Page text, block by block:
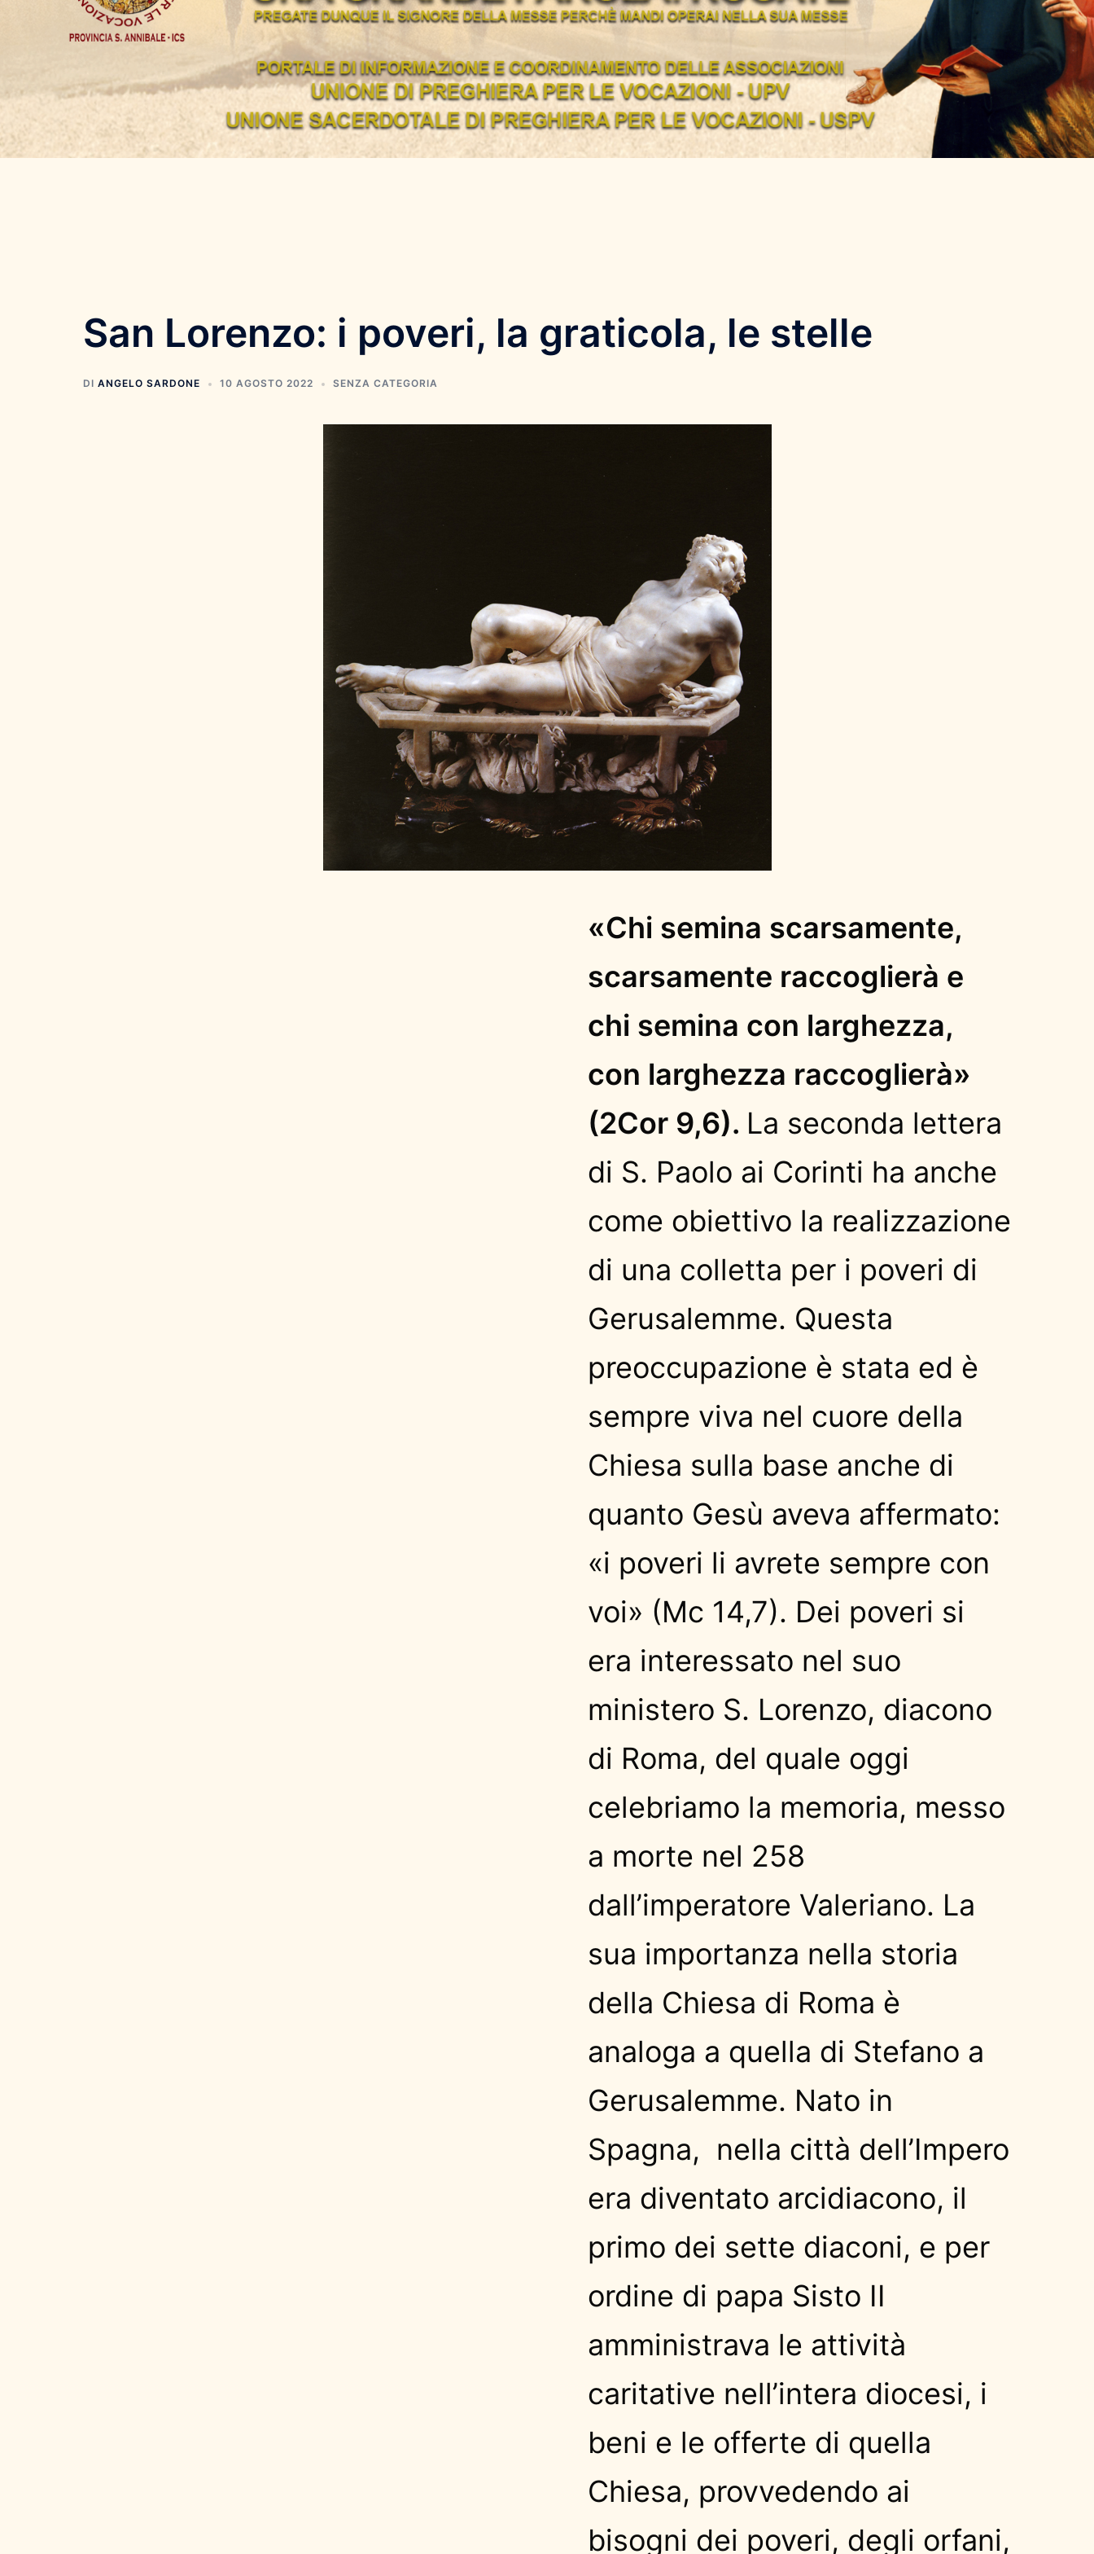
San Lorenzo: i poveri, la graticola, le stelle
DI ANGELO SARDONE 10 AGOSTO 2022 SENZA CATEGORIA
«Chi semina scarsamente,
scarsamente raccoglierà e
chi semina con larghezza,
con larghezza raccoglierà»
(2Cor 9,6). La seconda lettera
di S. Paolo ai Corinti ha anche
come obiettivo la realizzazione
di una colletta per i poveri di
Gerusalemme. Questa
preoccupazione è stata ed è
sempre viva nel cuore della
Chiesa sulla base anche di
quanto Gesù aveva affermato:
«i poveri li avrete sempre con
voi» (Mc 14,7). Dei poveri si
era interessato nel suo
ministero S. Lorenzo, diacono
di Roma, del quale oggi
celebriamo la memoria, messo
a morte nel 258
dall’imperatore Valeriano. La
sua importanza nella storia
della Chiesa di Roma è
analoga a quella di Stefano a
Gerusalemme. Nato in
Spagna, nella città dell’Impero
era diventato arcidiacono, il
primo dei sette diaconi, e per
ordine di papa Sisto II
amministrava le attività
caritative nell’intera diocesi, i
beni e le offerte di quella
Chiesa, provvedendo ai
bisogni dei poveri, degli orfani,